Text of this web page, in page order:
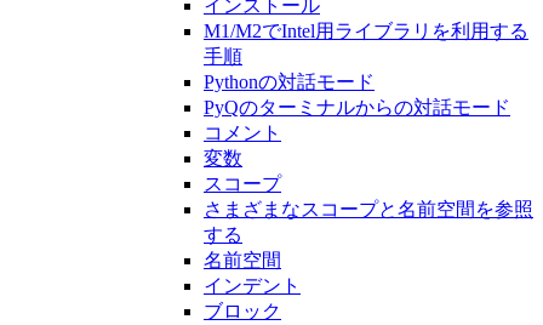
インストール
M1/M2でIntel用ライブラリを利用する
手順
Pythonの対話モード
PyQのターミナルからの対話モード
コメント
変数
スコープ
さまざまなスコープと名前空間を参照
する
名前空間
インデント
ブロック